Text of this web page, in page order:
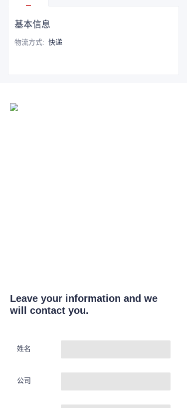
基本信息
物流方式: 快递
Leave your information and we
will contact you.
姓名
公司